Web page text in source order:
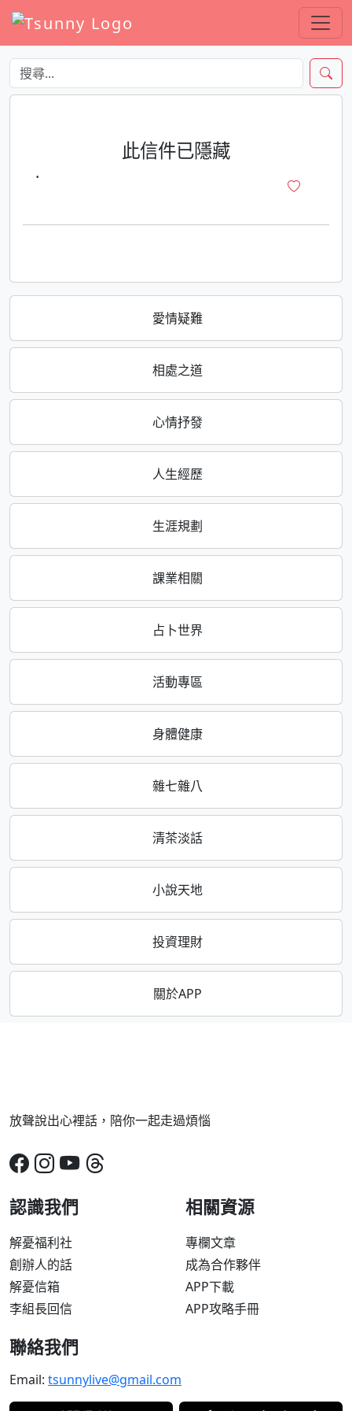
愛情疑難
相處之道
心情抒發
人生經歷
生涯規劃
課業相關
占卜世界
活動專區
身體健康
雜七雜八
清茶淡話
小說天地
投資理財
關於APP
此信件已隱藏
·
放聲說出心裡話，陪你一起走過煩惱
認識我們
解憂福利社
創辦人的話
解憂信箱
李組長回信
相關資源
專欄文章
成為合作夥伴
APP下載
APP攻略手冊
聯絡我們
Email: tsunnylive@gmail.com